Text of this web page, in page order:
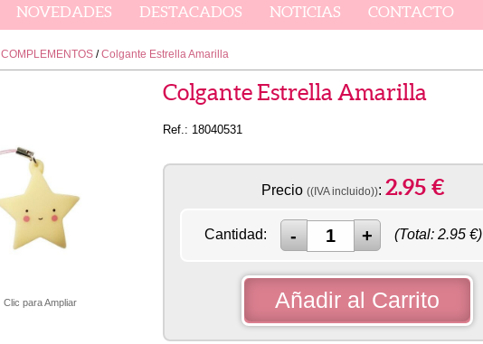
NOVEDADES DESTACADOS NOTICIAS CONTACTO
COMPLEMENTOS /Colgante Estrella Amarilla
Clic para Ampliar
Colgante Estrella Amarilla
Ref.: 18040531
Precio ((IVA incluido)): 2.95€
Cantidad: (Total: 2.95€)
Añadir al Carrito